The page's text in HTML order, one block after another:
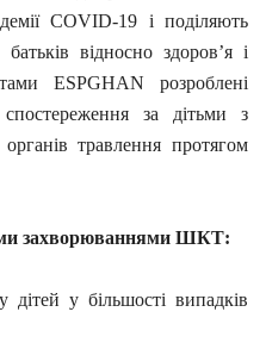
COVID-19 і поділяють
відносно здоров’я і
ESPGHAN розроблені
за дітьми з
травлення протягом
захворюваннями ШКТ:
у більшості випадків